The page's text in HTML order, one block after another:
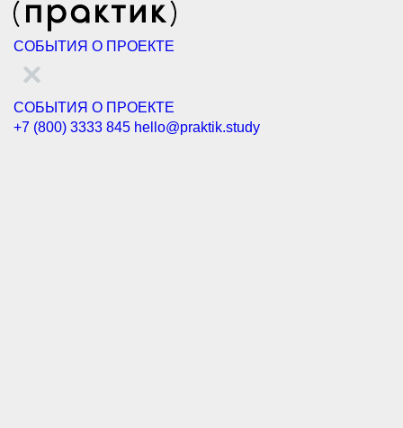
СОБЫТИЯ О ПРОЕКТЕ
СОБЫТИЯ О ПРОЕКТЕ
+7 (800) 3333 845 hello@praktik.study